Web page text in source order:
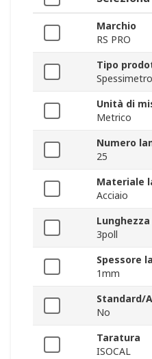
Marchio
RS PRO
Tipo
Spessimetro
Unità di
Metrico
Numero
25
Materiale
Acciaio
3poll
Spessore
1mm
Standard/
No
Taratura
ISOCAL